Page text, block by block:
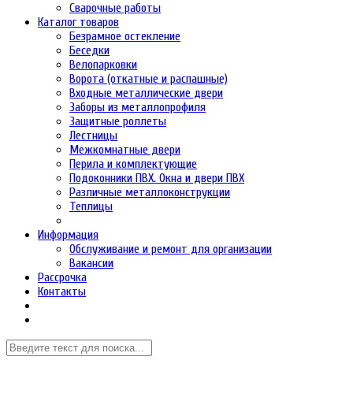
Сварочные работы
Каталог товаров
Безрамное остекление
Беседки
Велопарковки
Ворота (откатные и распашные)
Входные металлические двери
Заборы из металлопрофиля
Защитные роллеты
Лестницы
Межкомнатные двери
Перила и комплектующие
Подоконники ПВХ. Окна и двери ПВХ
Различные металлоконструкции
Теплицы
Информация
Обслуживание и ремонт для организации
Вакансии
Рассрочка
Контакты